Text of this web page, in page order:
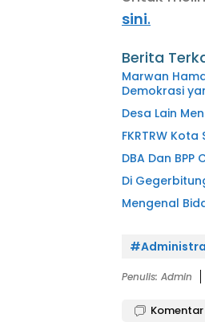
sini.
Berita
Marwan
Demokrasi
Desa Lain
FKRTRW
DBA Dan
Di
Mengenal
Penulis: Admin
Komentar